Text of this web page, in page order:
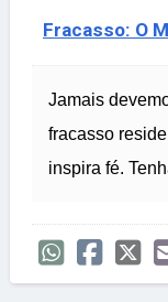
Fracasso: O
Jamais
fracasso
inspira fé.